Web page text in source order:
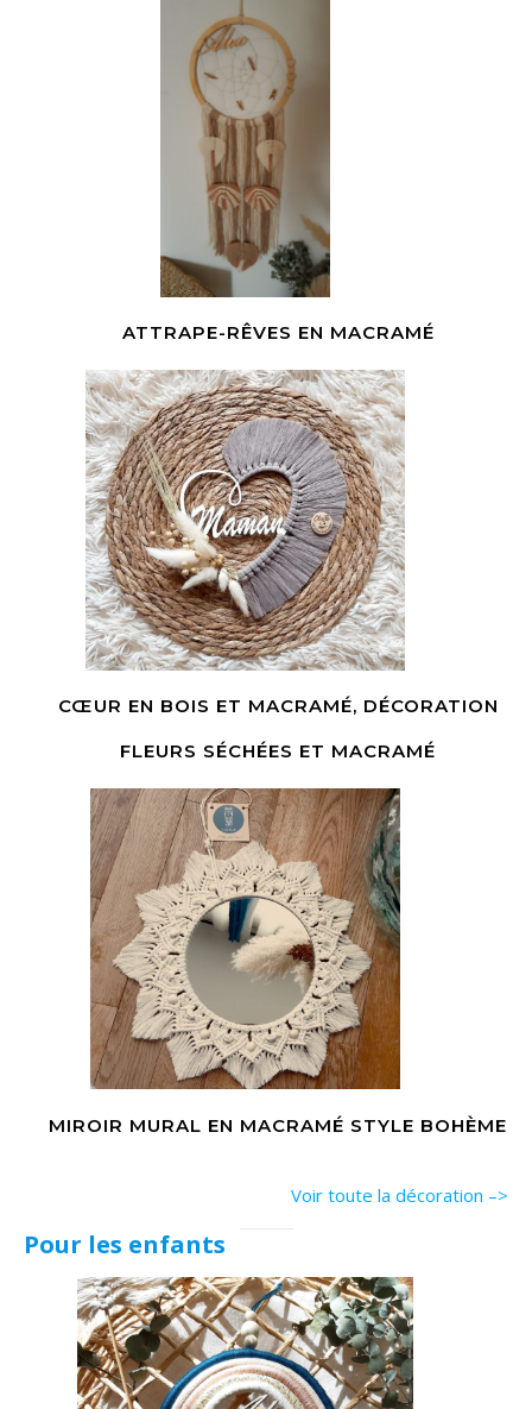
ATTRAPE-RÊVES EN MACRAMÉ
CŒUR EN BOIS ET MACRAMÉ, DÉCORATION
FLEURS SÉCHÉES ET MACRAMÉ
MIROIR MURAL EN MACRAMÉ STYLE BOHÈME
Voir toute la décoration –>
Pour les enfants